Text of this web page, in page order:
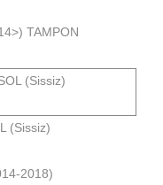
TAMPON
(Sissiz)
2018)